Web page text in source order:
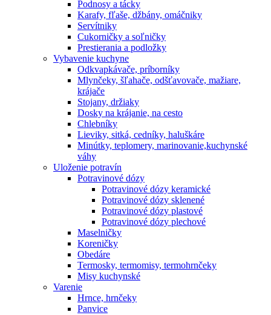
Podnosy a tácky
Karafy, fľaše, džbány, omáčniky
Servítniky
Cukorničky a soľničky
Prestierania a podložky
Vybavenie kuchyne
Odkvapkávače, príborníky
Mlynčeky, šľahače, odšťavovače, mažiare,
krájače
Stojany, držiaky
Dosky na krájanie, na cesto
Chlebníky
Lieviky, sitká, cedníky, haluškáre
Minútky, teplomery, marinovanie,kuchynské
váhy
Uloženie potravín
Potravinové dózy
Potravinové dózy keramické
Potravinové dózy sklenené
Potravinové dózy plastové
Potravinové dózy plechové
Maselničky
Koreničky
Obedáre
Termosky, termomisy, termohrnčeky
Misy kuchynské
Varenie
Hrnce, hrnčeky
Panvice